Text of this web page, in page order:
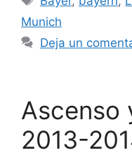
Munich
Deja un
Ascenso
2013-